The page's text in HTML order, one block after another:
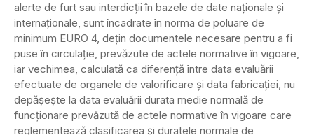
alerte de furt sau interdicţii în bazele de date naţionale şi
internaţionale, sunt încadrate în norma de poluare de
minimum EURO 4, deţin documentele necesare pentru a fi
puse în circulaţie, prevăzute de actele normative în vigoare,
iar vechimea, calculată ca diferenţă între data evaluării
efectuate de organele de valorificare şi data fabricaţiei, nu
depăşeşte la data evaluării durata medie normală de
funcţionare prevăzută de actele normative în vigoare care
reglementează clasificarea şi duratele normale de